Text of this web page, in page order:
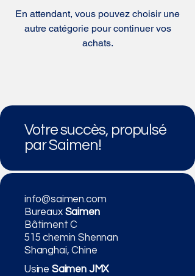
En attendant, vous pouvez choisir une
autre catégorie pour continuer vos
achats.
Votre succès, propulsé
par Saimen!
info@saimen.com
BureauxSaimen
Bâtiment C
515 chemin Shennan
Shanghai, Chine
Usine Saimen JMX